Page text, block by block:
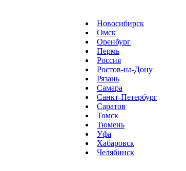
Новосибирск
Омск
Оренбург
Пермь
Россия
Ростов-на-Дону
Рязань
Самара
Санкт-Петербург
Саратов
Томск
Тюмень
Уфа
Хабаровск
Челябинск